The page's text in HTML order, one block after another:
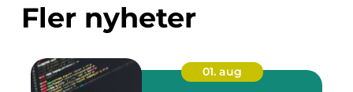
Fler nyheter
01. aug